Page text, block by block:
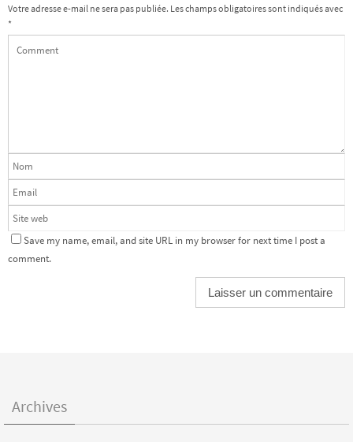
Votre adresse e-mail ne sera pas publiée. Les champs obligatoires sont indiqués avec
*
Save my name, email, and site URL in my browser for next time I post a
comment.
Archives